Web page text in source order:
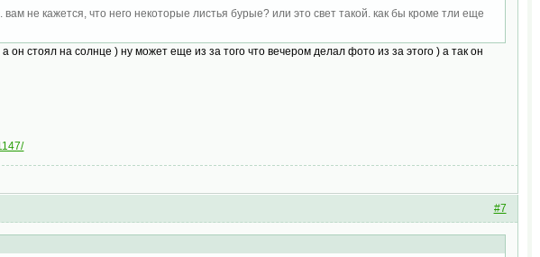
не кажется, что него некоторые листья бурые? или это свет такой. как бы кроме тли еще
он стоял на солнце ) ну может еще из за того что вечером делал фото из за этого ) а так он
#7